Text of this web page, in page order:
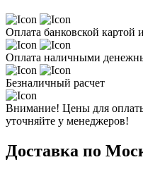
Оплата банковской картой
Оплата наличными
Безналичный расчет
Внимание! Цены для
уточняйте у менеджеров!
Доставка по